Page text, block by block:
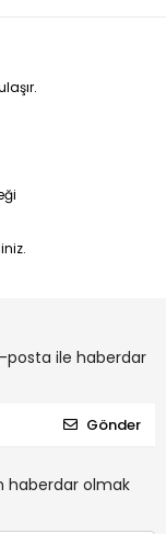
posta ile haberdar
Gönder
haberdar olmak